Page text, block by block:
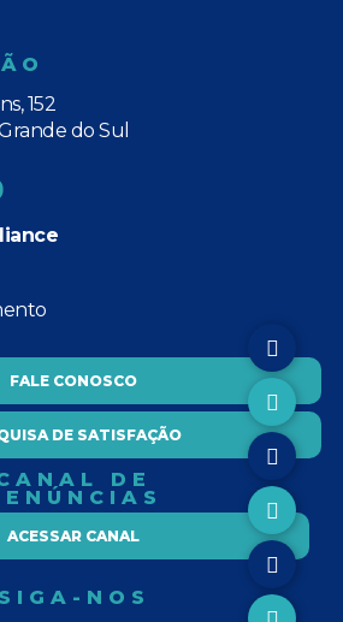
152
do Sul
FALE CONOSCO
DE SATISFAÇÃO
DE
ACESSAR CANAL
SIGA-NOS